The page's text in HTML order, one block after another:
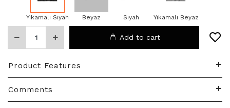
Yıkamalı Siyah Beyaz Siyah Yıkamalı Beyaz
Add to cart
Product Features
Comments